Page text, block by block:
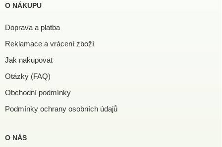
O NÁKUPU
Doprava a platba
Reklamace a vrácení zboží
Jak nakupovat
Otázky (FAQ)
Obchodní podmínky
Podmínky ochrany osobních údajů
O NÁS